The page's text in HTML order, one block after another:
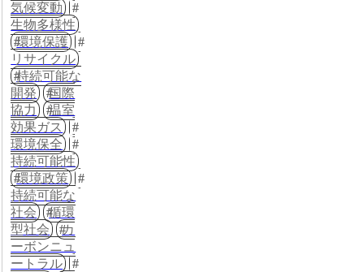
気候変動
生物多様性
環境保護
リサイクル
持続可能な
開発
国際
協力
温室
効果ガス
環境保全
持続可能性
環境政策
持続可能な
社会
循環
型社会
カ
ーボンニュ
ートラル